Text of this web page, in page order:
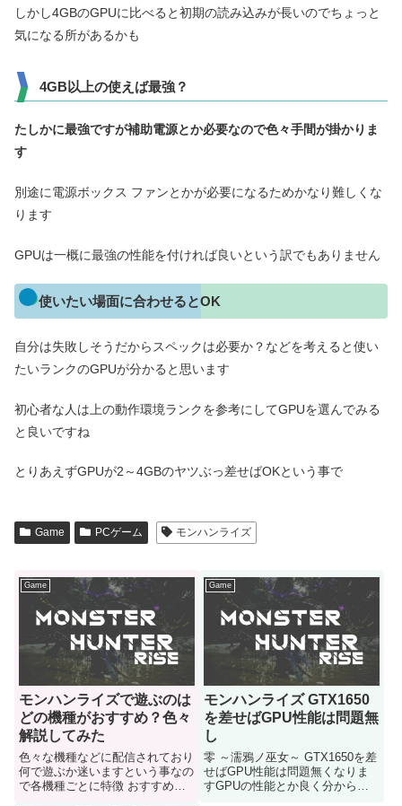
しかし4GBのGPUに比べると初期の読み込みが長いのでちょっと
気になる所があるかも
4GB以上の使えば最強？
たしかに最強ですが補助電源とか必要なので色々手間が掛かりま
す
別途に電源ボックス ファンとかが必要になるためかなり難しくな
ります
GPUは一概に最強の性能を付ければ良いという訳でもありません
使いたい場面に合わせるとOK
自分は失敗しそうだからスペックは必要か？などを考えると使い
たいランクのGPUが分かると思います
初心者な人は上の動作環境ランクを参考にしてGPUを選んでみる
と良いですね
とりあえずGPUが2～4GBのヤツぶっ差せばOKという事で
Game PCゲーム モンハンライズ
Game
モンハンライズで遊ぶのは
どの機種がおすすめ？色々
解説してみた
色々な機種などに配信されており
何で遊ぶか迷いますという事なの
で各機種ごとに特徴 おすすめは
Game
モンハンライズ GTX1650
を差せばGPU性能は問題無
し
零 ～濡鴉ノ巫女～ GTX1650を差
せばGPU性能は問題無くなりま
すGPUの性能とか良く分からな